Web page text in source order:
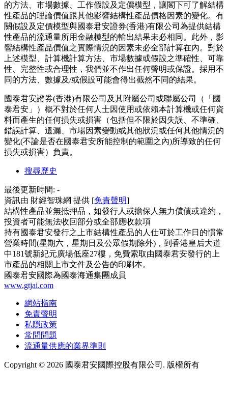
的方法、市場數據、工作假設及定價模型，讓閣下可了解結構
性產品的理論價值跟其他影響結構性產品價格因素的變化。有
關假設及定價模型與國泰君安證券(香港)有限公司為提供結構
性產品的流通量所用金融模型的輸出結果未必相同。此外，影
響結構性產品價值之實際情況的因素未必全部計算在內。對於
上述模型、計算機計算方法、市場數據或假設之準確性、可靠
性、完整性或合理性，我們並不作出任何聲明或保證。採用不
同的方法、數據及/或假設可能會得出截然不同的結果。
國泰君安證券(香港)有限公司及其附屬公司或聯屬公司（「國
泰君安」）概不對於任何人士因使用或依賴本計算機或任何資
料而產生的任何損失或損害（包括但不限於因失誤、不準確、
錯誤計算、遺漏、市場因素變動或其他狀況或任何其他情況的
變化(不論是否在國泰君安所能控制的範圍之內)所導致的任何
損失或損害）負責。
搜尋歷史
最後更新時間: -
資訊由 財經智珠網 提供 [免責聲明]
結構性產品並無抵押品，如發行人或擔保人無力償債或違約，
投資者可能無法收回部分或全部應收款項
持有國泰君安發行之上市結構性產品的人仕可於工作日的慣常
營業時間(星期六，星期日及公眾假期除外)，到香港皇后大道
中181號新紀元廣場低座27樓，免費索取由國泰君安發行的上
市產品的相關上市文件及公告的印刷本。
國泰君安國際為國泰海通集團成員
www.gtjai.com
網站指南
免責聲明
私隱政策
常問問題
流通量供應的業界準則
Copyright © 2026 國泰君安國際控股有限公司. 版權所有